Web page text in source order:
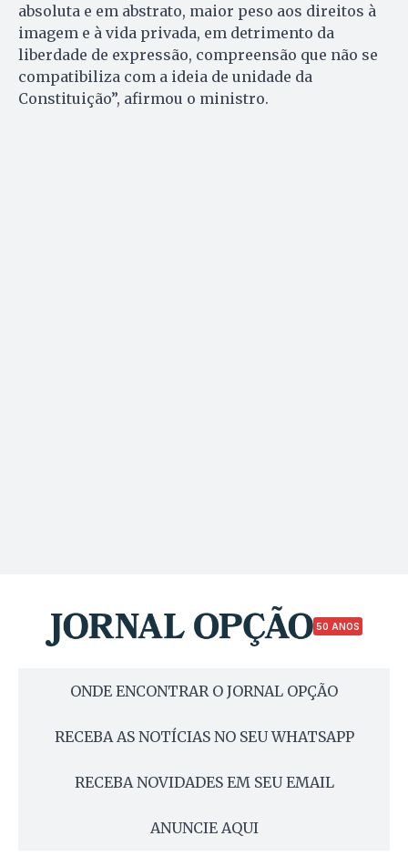
absoluta e em abstrato, maior peso aos direitos à
imagem e à vida privada, em detrimento da
liberdade de expressão, compreensão que não se
compatibiliza com a ideia de unidade da
Constituição”, afirmou o ministro.
50 ANOS
ONDE ENCONTRAR O JORNAL OPÇÃO
RECEBA AS NOTÍCIAS NO SEU WHATSAPP
RECEBA NOVIDADES EM SEU EMAIL
ANUNCIE AQUI